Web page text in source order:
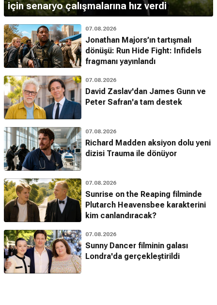
için senaryo çalışmalarına hız verdi
07.08.2026
Jonathan Majors’ın tartışmalı
dönüşü: Run Hide Fight: Infidels
fragmanı yayınlandı
07.08.2026
David Zaslav'dan James Gunn ve
Peter Safran'a tam destek
07.08.2026
Richard Madden aksiyon dolu yeni
dizisi Trauma ile dönüyor
07.08.2026
Sunrise on the Reaping filminde
Plutarch Heavensbee karakterini
kim canlandıracak?
07.08.2026
Sunny Dancer filminin galası
Londra'da gerçekleştirildi